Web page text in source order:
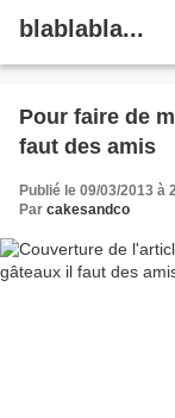
blablabla...
Pour faire de
faut des amis
Publié le 09/03/2013 à
Par cakesandco